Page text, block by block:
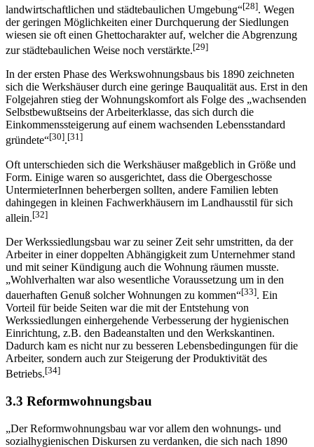
landwirtschaftlichen und städtebaulichen Umgebung“[28]. Wegen
der geringen Möglichkeiten einer Durchquerung der Siedlungen
wiesen sie oft einen Ghettocharakter auf, welcher die Abgrenzung
zur städtebaulichen Weise noch verstärkte.[29]
In der ersten Phase des Werkswohnungsbaus bis 1890 zeichneten
sich die Werkshäuser durch eine geringe Bauqualität aus. Erst in den
Folgejahren stieg der Wohnungskomfort als Folge des „wachsenden
Selbstbewußtseins der Arbeiterklasse, das sich durch die
Einkommenssteigerung auf einem wachsenden Lebensstandard
gründete“[30].[31]
Oft unterschieden sich die Werkshäuser maßgeblich in Größe und
Form. Einige waren so ausgerichtet, dass die Obergeschosse
UntermieterInnen beherbergen sollten, andere Familien lebten
dahingegen in kleinen Fachwerkhäusern im Landhausstil für sich
allein.[32]
Der Werkssiedlungsbau war zu seiner Zeit sehr umstritten, da der
Arbeiter in einer doppelten Abhängigkeit zum Unternehmer stand
und mit seiner Kündigung auch die Wohnung räumen musste.
„Wohlverhalten war also wesentliche Voraussetzung um in den
dauerhaften Genuß solcher Wohnungen zu kommen“[33]. Ein
Vorteil für beide Seiten war die mit der Entstehung von
Werkssiedlungen einhergehende Verbesserung der hygienischen
Einrichtung, z.B. den Badeanstalten und den Werkskantinen.
Dadurch kam es nicht nur zu besseren Lebensbedingungen für die
Arbeiter, sondern auch zur Steigerung der Produktivität des
Betriebs.[34]
3.3 Reformwohnungsbau
„Der Reformwohnungsbau war vor allem den wohnungs- und
sozialhygienischen Diskursen zu verdanken, die sich nach 1890